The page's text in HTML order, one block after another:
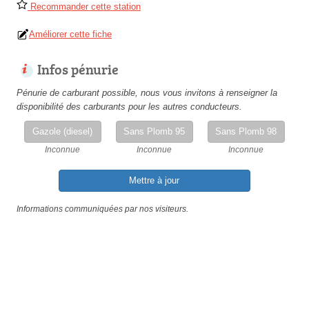
Recommander cette station
Améliorer cette fiche
Infos pénurie
Pénurie de carburant possible, nous vous invitons à renseigner la
disponibilité des carburants pour les autres conducteurs.
Gazole (diesel)
Inconnue
Sans Plomb 95
Inconnue
Sans Plomb 98
Inconnue
Mettre à jour
Informations communiquées par nos visiteurs.